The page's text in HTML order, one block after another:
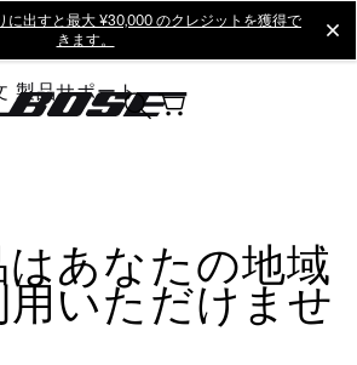
に出すと最大 ¥30,000 のクレジットを獲得で
きます。
製品サポート
はあなたの地域
いただけませ